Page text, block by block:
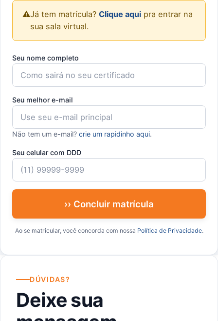
⚠️Já tem matrícula? Clique aqui pra entrar na
sua sala virtual.
Seu nome completo
Seu melhor e-mail
Não tem um e-mail? crie um rapidinho aqui.
Seu celular com DDD
›› Concluir matrícula
Ao se matricular, você concorda com nossa Política de Privacidade.
DÚVIDAS?
Deixe sua